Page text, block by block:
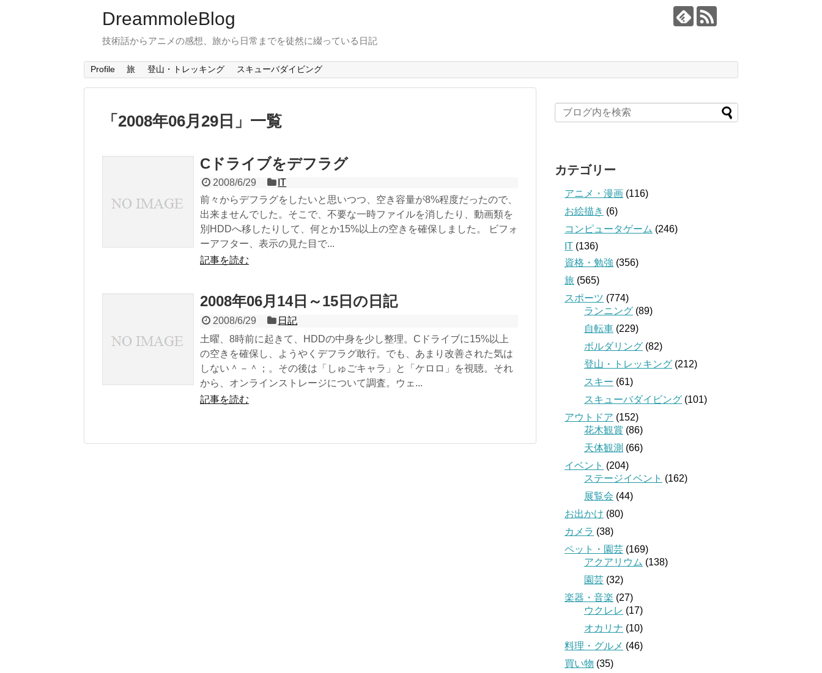
DreammoleBlog
技術話からアニメの感想、旅から日常までを徒然に綴っている日記
Profile 旅 登山・トレッキング スキューバダイビング
「 2008年06月29日 」 一覧
Cドライブをデフラグ
2008/6/29
IT
前々からデフラグをしたいと思いつつ、空き容量が8%程度だったので、
出来ませんでした。そこで、不要な一時ファイルを消したり、動画類を
別HDDへ移したりして、何とか15%以上の空きを確保しました。 ビフォ
ーアフター、表示の見た目で...
記事を読む
2008年06月14日～15日の日記
2008/6/29
日記
土曜、8時前に起きて、HDDの中身を少し整理。Cドライブに15%以上
の空きを確保し、ようやくデフラグ敢行。でも、あまり改善された気は
しない＾－＾；。その後は「しゅごキャラ」と「ケロロ」を視聴。それ
から、オンラインストレージについて調査。ウェ...
記事を読む
カテゴリー
アニメ・漫画 (116)
お絵描き (6)
コンピュータゲーム (246)
IT (136)
資格・勉強 (356)
旅 (565)
スポーツ (774)
ランニング (89)
自転車 (229)
ボルダリング (82)
登山・トレッキング (212)
スキー (61)
スキューバダイビング (101)
アウトドア (152)
花木観賞 (86)
天体観測 (66)
イベント (204)
ステージイベント (162)
展覧会 (44)
お出かけ (80)
カメラ (38)
ペット・園芸 (169)
アクアリウム (138)
園芸 (32)
楽器・音楽 (27)
ウクレレ (17)
オカリナ (10)
料理・グルメ (46)
買い物 (35)